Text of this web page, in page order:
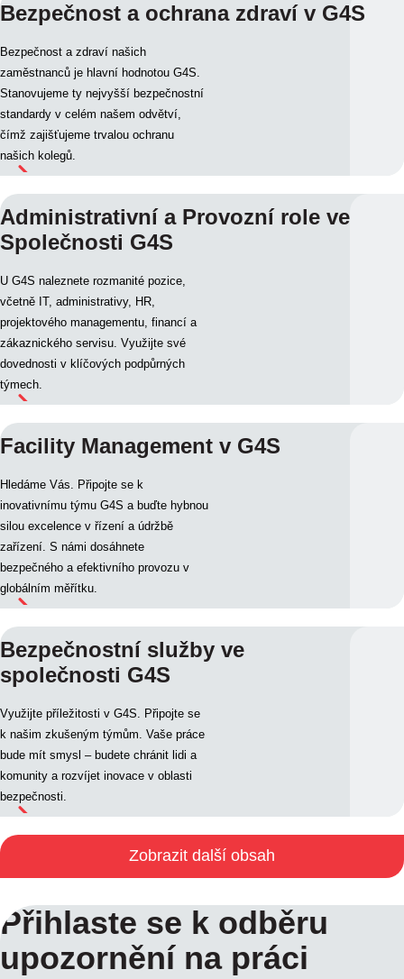
Bezpečnost a ochrana zdraví v G4S
Bezpečnost a zdraví našich
zaměstnanců je hlavní hodnotou G4S.
Stanovujeme ty nejvyšší bezpečnostní
standardy v celém našem odvětví,
čímž zajišťujeme trvalou ochranu
našich kolegů.
Administrativní a Provozní role ve
Společnosti G4S
U G4S naleznete rozmanité pozice,
včetně IT, administrativy, HR,
projektového managementu, financí a
zákaznického servisu. Využijte své
dovednosti v klíčových podpůrných
týmech.
Facility Management v G4S
Hledáme Vás. Připojte se k
inovativnímu týmu G4S a buďte hybnou
silou excelence v řízení a údržbě
zařízení. S námi dosáhnete
bezpečného a efektivního provozu v
globálním měřítku.
Bezpečnostní služby ve
společnosti G4S
Využijte příležitosti v G4S. Připojte se
k našim zkušeným týmům. Vaše práce
bude mít smysl – budete chránit lidi a
komunity a rozvíjet inovace v oblasti
bezpečnosti.
Zobrazit další obsah
Přihlaste se k odběru
upozornění na práci